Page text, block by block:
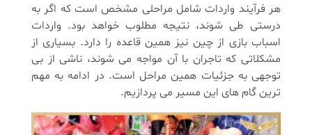
هر فرآیند واردات شامل مراحلی مشخص است که اگر به
درستی طی شوند، نتیجه مطلوب خواهد بود. واردات
اسباب بازی از چین نیز همین قاعده را دارد. بسیاری از
مشکلاتی که تاجران با آن مواجه می شوند، ناشی از بی
توجهی به جزئیات همین مراحل است. در ادامه به مهم
ترین گام های این مسیر می پردازیم.